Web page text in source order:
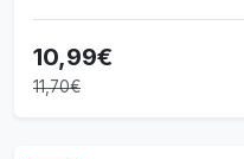
10,99€
11,70€